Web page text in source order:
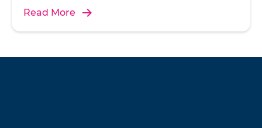
Read More